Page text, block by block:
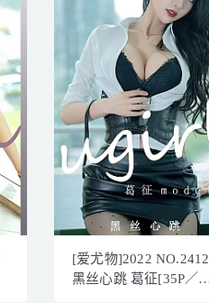
[爱尤物]2022 NO.2412
黑丝心跳 葛征[35P／